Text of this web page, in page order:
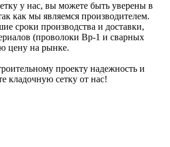
у нас, вы можете быть уверены в
как мы являемся производителем.
сроки производства и доставки,
(проволоки Вр-1 и сварных
цену на рынке.
проекту надежность и
кладочную сетку от нас!